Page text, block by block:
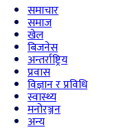
समाचार
समाज
खेल
बिजनेस
अन्तर्राष्ट्रिय
प्रवास
विज्ञान र प्रविधि
स्वास्थ्य
मनोरञ्जन
अन्य